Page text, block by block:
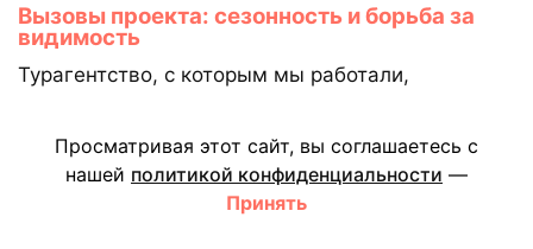
Вызовы проекта: сезонность и борьба за
видимость
Турагентство, с которым мы работали,
трафика: в пиковые сезоны (лето и новогодние
праздники) наблюдался рост, но в остальное
время сайт терял позиции, и количество
обращений резко снижалось. Главные
Просматривая этот сайт, вы соглашаетесь с
нашей политикой конфиденциальности —
Принять